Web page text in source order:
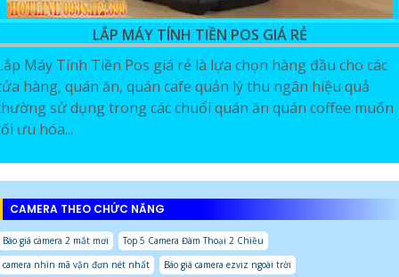
LẮP MÁY TÍNH TIỀN POS GIÁ RẺ
Máy Tính Tiền Pos giá rẻ là lựa chọn hàng đầu cho các
hàng, quán ăn, quán cafe quản lý thu ngân hiệu quả
sử dụng trong các chuổi quán ăn quán coffee muốn
ưu hóa...
CAMERA THEO CHỨC NĂNG
Báo giá camera 2 mắt mơi
Top 5 Camera Đàm Thoại 2 Chiều
camera nhìn mã vận đơn nét nhất
Báo giá camera ezviz ngoài trời